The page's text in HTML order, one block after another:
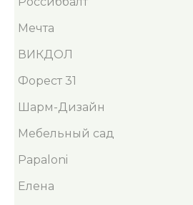
Мечта
ВИКДОЛ
Форест 31
Шарм-Дизайн
Мебельный сад
Papaloni
Елена